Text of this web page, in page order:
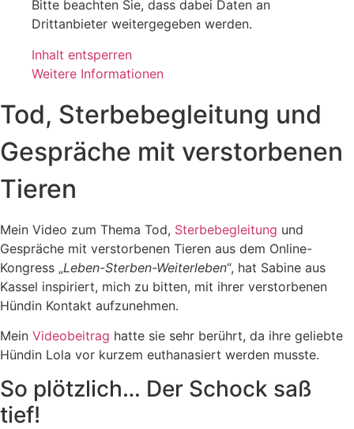
Bitte beachten Sie, dass dabei Daten an
Drittanbieter weitergegeben werden.
Inhalt entsperren
Weitere Informationen
Tod, Sterbebegleitung und
Gespräche mit verstorbenen
Tieren
Mein Video zum Thema Tod, Sterbebegleitung und
Gespräche mit verstorbenen Tieren aus dem Online-
Kongress „Leben-Sterben-Weiterleben“, hat Sabine aus
Kassel inspiriert, mich zu bitten, mit ihrer verstorbenen
Hündin Kontakt aufzunehmen.
Mein Videobeitrag hatte sie sehr berührt, da ihre geliebte
Hündin Lola vor kurzem euthanasiert werden musste.
So plötzlich… Der Schock saß
tief!